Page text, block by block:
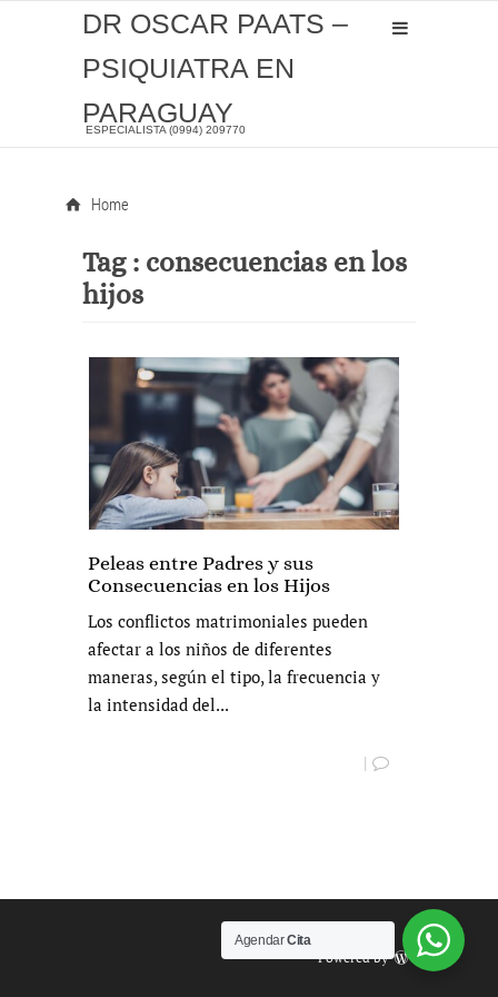
DR OSCAR PAATS –
PSIQUIATRA EN
PARAGUAY
ESPECIALISTA (0994) 209770
Home
Tag : consecuencias en los
hijos
Peleas entre Padres y sus
Consecuencias en los Hijos
Los conflictos matrimoniales pueden
afectar a los niños de diferentes
maneras, según el tipo, la frecuencia y
la intensidad del...
|
AgendarCita
Powered by